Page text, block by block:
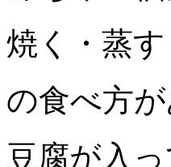
焼く・蒸
の食べ方
豆腐が入